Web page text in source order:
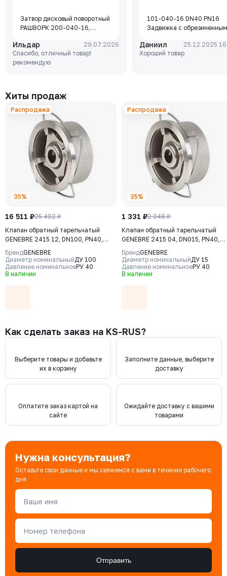
Затвор дисковый поворотный
РАШВОРК 200-040-16,
250 (GG25), диск - GJS-400-
15 (GGG40), уплотнение -
EPDM, М/Ф, рукоятка
Ильдар
29.07.2026
Спасибо, отличный товар!
рекомендую
101-040-16 DN40 PN16
Задвижка с обрезиненным
чугун, клин-EPDM,
Tmax=110°C Ф/Ф
Даниил
25.12.2025
Хороший товар
Хиты продаж
Распродажа
16 511 ₽25 402 ₽
35%
Клапан обратный тарельчатый
GENEBRE 2415 12, DN100, PN40,
корпус - CF8M (AISI316), диск -
CF8М (AISI316), М/Ф
БрендGENEBRE
Диаметр номинальныйДУ 100
Давление номинальноеРУ 40
В наличии
Распродажа
1 331 ₽2 048 ₽
35%
Клапан обратный тарельчатый
GENEBRE 2415 04, DN015, PN40,
корпус - CF8M (AISI316), диск -
CF8М (AISI316), М/Ф
БрендGENEBRE
Диаметр номинальныйДУ 15
Давление номинальноеРУ 40
В наличии
Как сделать заказ на KS-RUS?
Выберите товары и добавьте
их в корзину
Заполните данные, выберите
доставку
Оплатите заказ картой на
сайте
Ожидайте доставку с вашими
товарами
Нужна консультация?
Оставьте свои данные и мы свяжемся с вами в течение рабочего
дня
Ваше имя
Номер телефона
Отправить